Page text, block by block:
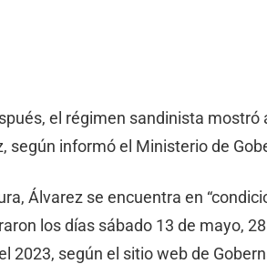
el régimen sandinista
según informó el Ministerio de
Álvarez se encuentra en
los días sábado 13 de mayo,
2023, según el sitio web de